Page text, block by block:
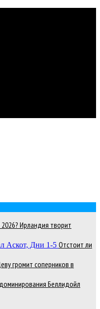
Ирландия творит
Отстоит ли
громит соперников в
Беллидойл